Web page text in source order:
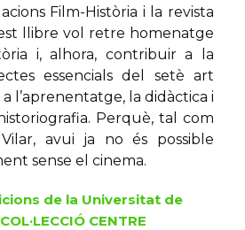
Film-Història i la revista
llibre vol retre homenatge
i, alhora, contribuir a la
essencials del setè art
l’aprenentatge, la didàctica i
Perquè, tal com
avui ja no és possible
sense el cinema.
de la Universitat de
COL·LECCIÓ CENTRE